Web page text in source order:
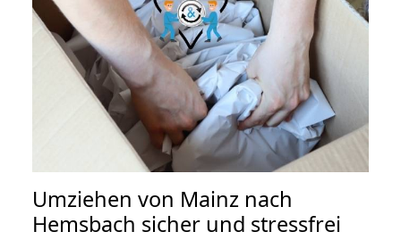
Umziehen von Mainz nach
Hemsbach sicher und stressfrei